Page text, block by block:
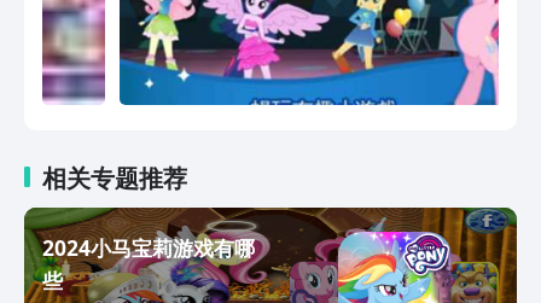
相关专题推荐
2024小马宝莉游戏有哪
些